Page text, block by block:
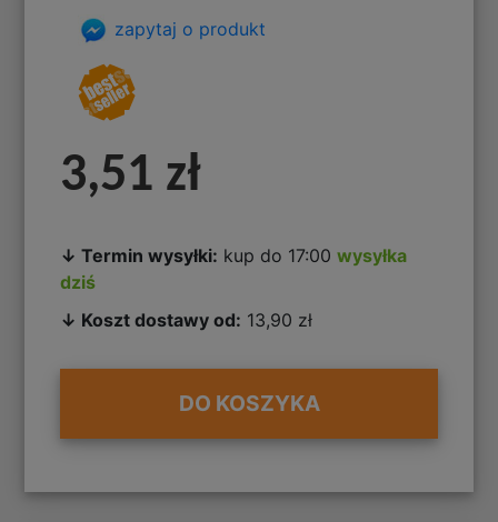
zapytaj o produkt
3,51 zł
↓ Termin wysyłki: kup do 17:00wysyłka
dziś
↓ Koszt dostawy od: 13,90 zł
DO KOSZYKA